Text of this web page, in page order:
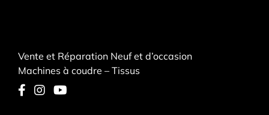
Vente et Réparation Neuf et d’occasion
Machines à coudre – Tissus